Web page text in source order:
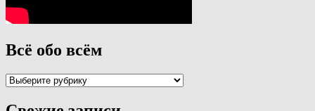
Всё обо всём
Всё
всём